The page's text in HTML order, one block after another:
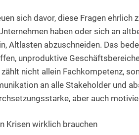
sich davor, diese Fragen ehrlich
haben oder sich an
Altlasten abzuschneiden. Das
unproduktive
nicht allein Fachkompetenz,
an alle Stakeholder und
aber auch
Krisen wirklich brauchen